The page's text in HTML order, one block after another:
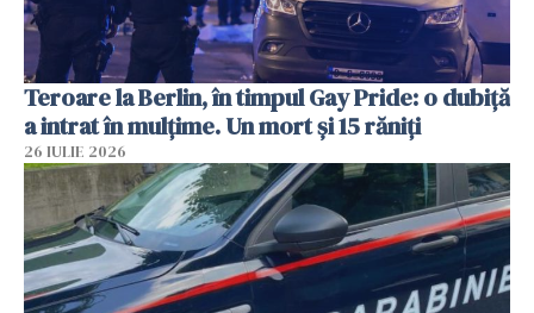
Teroare la Berlin, în timpul Gay Pride: o dubiță
a intrat în mulțime. Un mort și 15 răniți
26 IULIE 2026